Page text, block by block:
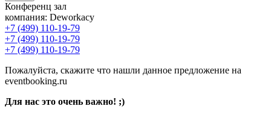
Конференц зал
компания: Deworkacy
+7 (499) 110-19-79
+7 (499) 110-19-79
+7 (499) 110-19-79
Пожалуйста, скажите что нашли данное предложение на
eventbooking.ru
Для нас это очень важно! ;)